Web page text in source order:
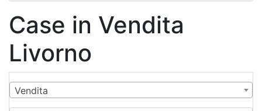
Case in Vendita
Livorno
Vendita